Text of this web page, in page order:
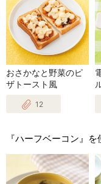
おさかなと野菜のピ
ザトースト風
12
『ハーフベーコン』